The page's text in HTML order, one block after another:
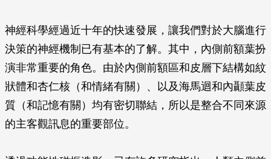
神經科學經過近十年的快速發展，讓我們對於大腦進行
決策的神經機制已有基本的了解。其中，內側前額葉扮
演非常重要的角色。由於內側前額區和皮層下結構如紋
狀體和杏仁核（和情緒有關）、以及海馬迴和內顳葉皮
質（和記憶有關）均有密切聯結，所以是整合不同來源
的主客觀訊息的重要部位。